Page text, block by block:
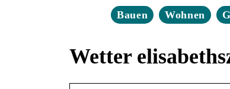
Bauen Wohnen
Wetter